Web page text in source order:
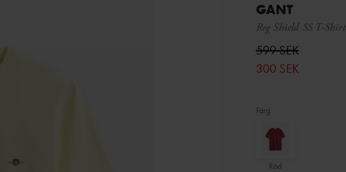
GANT
Reg Shield SS T-Shirt
599 SEK
300 SEK
Färg
Röd